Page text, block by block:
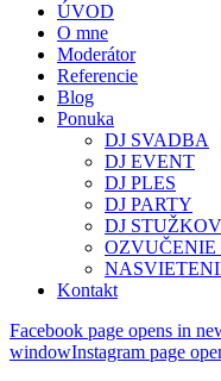
ÚVOD
O mne
Moderátor
Referencie
Blog
Ponuka
DJ SVADBA
DJ EVENT
DJ PLES
DJ PARTY
DJ
OZVUČENIE
Kontakt
Facebook page opens in
windowInstagram page